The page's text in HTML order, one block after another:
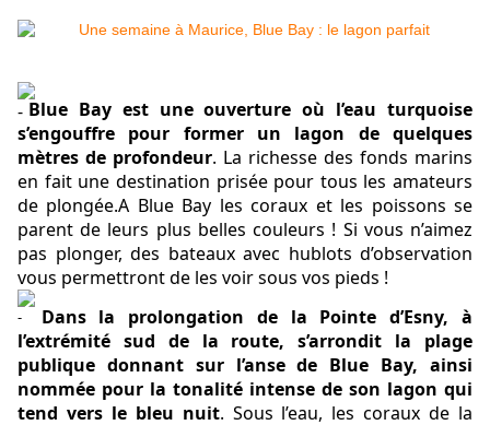
Blue Bay est une ouverture où l’eau turquoise
s’engouffre pour former un lagon de quelques
mètres de profondeur. La richesse des fonds marins
en fait une destination prisée pour tous les amateurs
de plongée.A Blue Bay les coraux et les poissons se
parent de leurs plus belles couleurs ! Si vous n’aimez
pas plonger, des bateaux avec hublots d’observation
vous permettront de les voir sous vos pieds !
Dans la prolongation de la Pointe d’Esny, à
l’extrémité sud de la route, s’arrondit la plage
publique donnant sur l’anse de Blue Bay, ainsi
nommée pour la tonalité intense de son lagon qui
tend vers le bleu nuit. Sous l’eau, les coraux de la